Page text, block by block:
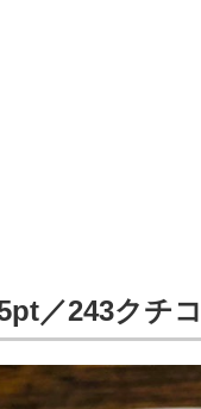
／243クチコ